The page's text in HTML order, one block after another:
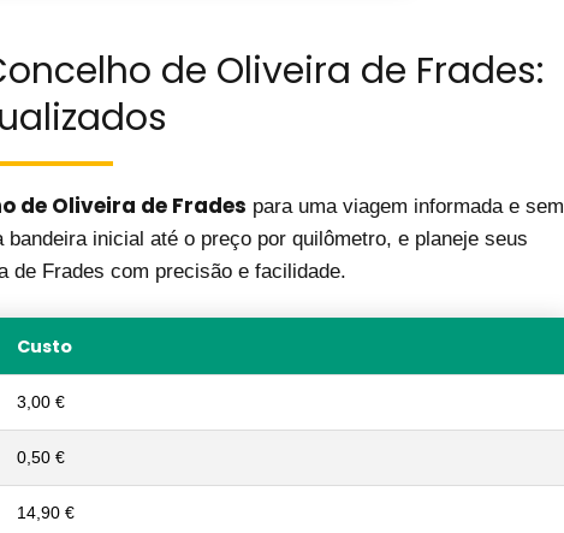
de Oliveira de Frades:
de Oliveira de Frades para uma viagem informada e sem
inicial até o preço por quilômetro, e planeje seus
de Frades com precisão e facilidade.
Custo
3,00 €
0,50 €
14,90 €